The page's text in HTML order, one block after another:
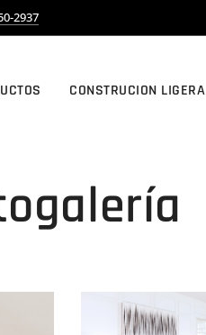
2937
CONSTRUCION LIGERA